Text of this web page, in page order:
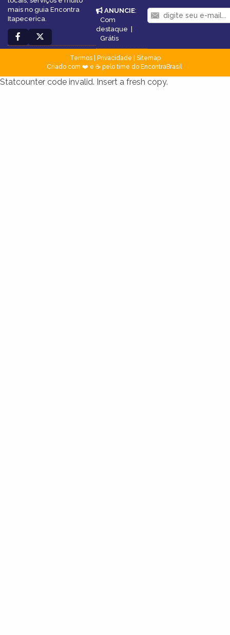
mais no guia Encontra
Itapecerica.
ANUNCIE:
Com
destaque
Grátis
Termos| Privacidade
Sitemap
Criado com ❤️ e ☕ pelo time do EncontraBrasil
Statcounter code invalid. Insert a fresh copy.